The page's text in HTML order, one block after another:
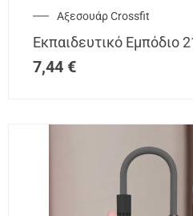
Αξεσουάρ Crossfit
Εκπαιδευτικό Εμπόδιο
7,44 €